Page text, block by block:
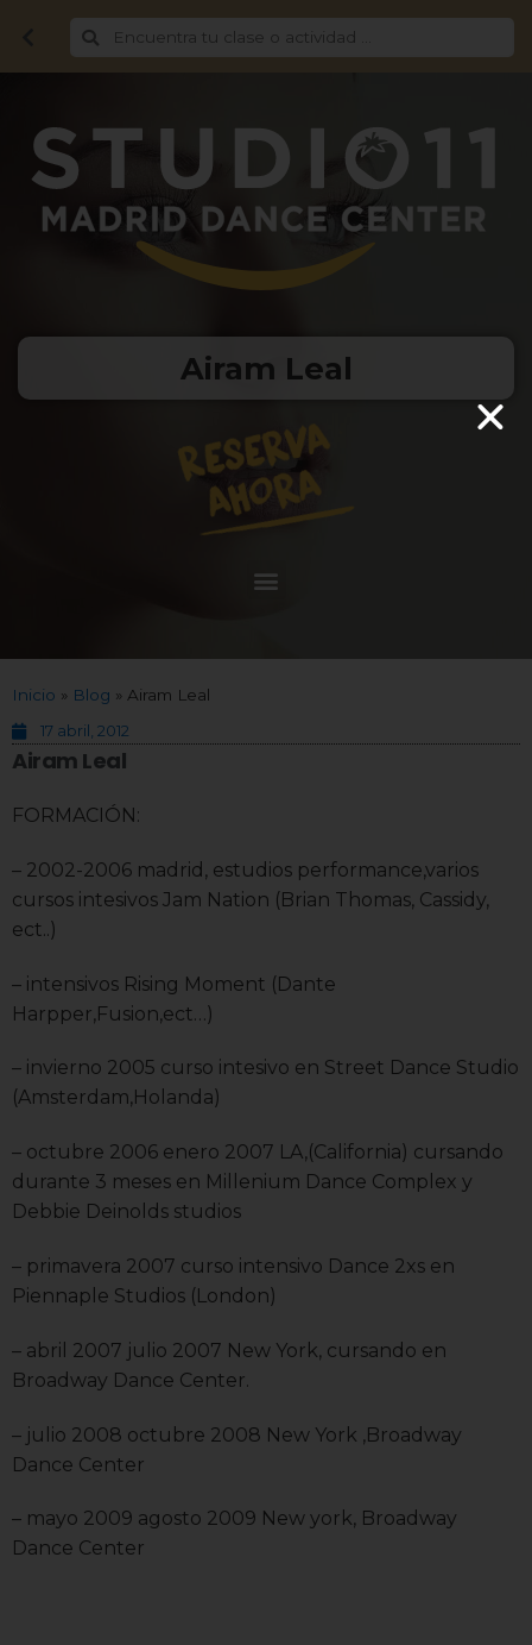
Airam Leal
Inicio » Blog » Airam Leal
17 abril, 2012
Airam Leal
FORMACIÓN:
– 2002-2006 madrid, estudios performance,varios
cursos intesivos Jam Nation (Brian Thomas, Cassidy,
ect..)
– intensivos Rising Moment (Dante
Harpper,Fusion,ect…)
– invierno 2005 curso intesivo en Street Dance Studio
(Amsterdam,Holanda)
– octubre 2006 enero 2007 LA,(California) cursando
durante 3 meses en Millenium Dance Complex y
Debbie Deinolds studios
– primavera 2007 curso intensivo Dance 2xs en
Piennaple Studios (London)
– abril 2007 julio 2007 New York, cursando en
Broadway Dance Center.
– julio 2008 octubre 2008 New York ,Broadway
Dance Center
– mayo 2009 agosto 2009 New york, Broadway
Dance Center